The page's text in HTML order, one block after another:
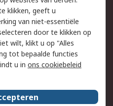
Email veiligheid
Websitevoorwaarden
klikken, geeft u
van niet-essentiële
door te klikken op
wilt, klikt u op "Alles
tot bepaalde functies
u in ons cookiebeleid